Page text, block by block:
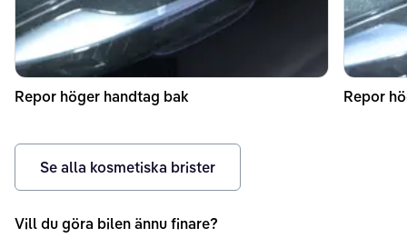
Repor höger handtag bak Repor
Se alla kosmetiska brister
Vill du göra bilen ännu finare?